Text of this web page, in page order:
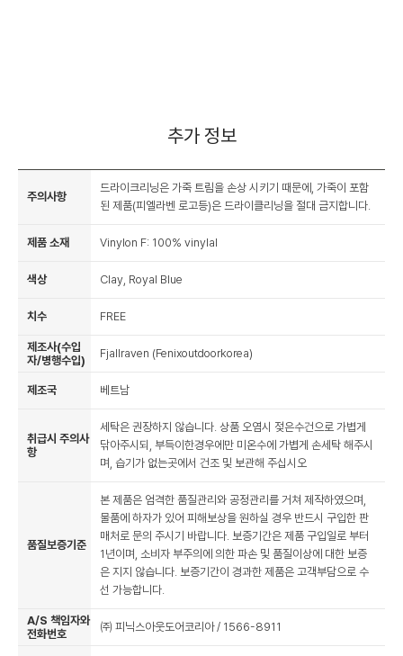
추가 정보
주의사항
드라이크리닝은 가죽 트림을 손상 시키기 때문에, 가죽이 포함
된 제품(피엘라벤 로고등)은 드라이클리닝을 절대 금지합니다.
제품 소재 Vinylon F: 100% vinylal
색상 Clay, Royal Blue
치수 FREE
제조사(수입
자/병행수입)
Fjallraven (Fenixoutdoorkorea)
제조국 베트남
취급시 주의사
항
세탁은 권장하지 않습니다. 상품 오염시 젖은수건으로 가볍게
닦아주시되, 부득이한경우에만 미온수에 가볍게 손세탁 해주시
며, 습기가 없는곳에서 건조 및 보관해 주십시오
품질보증기준
본 제품은 엄격한 품질관리와 공정관리를 거쳐 제작하였으며,
물품에 하자가 있어 피해보상을 원하실 경우 반드시 구입한 판
매처로 문의 주시기 바랍니다. 보증기간은 제품 구입일로 부터
1년이며, 소비자 부주의에 의한 파손 및 품질이상에 대한 보증
은 지지 않습니다. 보증기간이 경과한 제품은 고객부담으로 수
선 가능합니다.
A/S 책임자와
전화번호
㈜ 피닉스아웃도어코리아 / 1566-8911